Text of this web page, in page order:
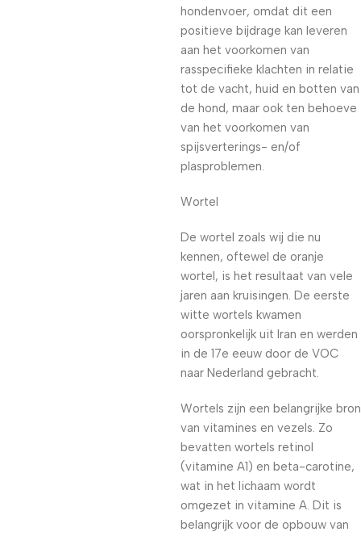
hondenvoer, omdat dit een
positieve bijdrage kan leveren
aan het voorkomen van
rasspecifieke klachten in relatie
tot de vacht, huid en botten van
de hond, maar ook ten behoeve
van het voorkomen van
spijsverterings- en/of
plasproblemen.
Wortel
De wortel zoals wij die nu
kennen, oftewel de oranje
wortel, is het resultaat van vele
jaren aan kruisingen. De eerste
witte wortels kwamen
oorspronkelijk uit Iran en werden
in de 17e eeuw door de VOC
naar Nederland gebracht.
Wortels zijn een belangrijke bron
van vitamines en vezels. Zo
bevatten wortels retinol
(vitamine A1) en beta-carotine,
wat in het lichaam wordt
omgezet in vitamine A. Dit is
belangrijk voor de opbouw van